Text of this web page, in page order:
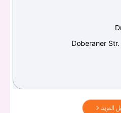
Doberaner
المزيد